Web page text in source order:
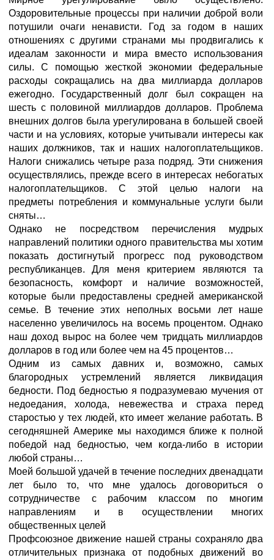
Оздоровительные процессы при наличии доброй воли
потушили очаги ненависти. Год за годом в наших
отношениях с другими странами мы продвигались к
идеалам законности и мира вместо использования
силы. С помощью жесткой экономии федеральные
расходы сокращались на два миллиарда долларов
ежегодно. Государственный долг был сокращен на
шесть с половиной миллиардов долларов. Проблема
внешних долгов была урегулирована в большей своей
части и на условиях, которые учитывали интересы как
наших должников, так и наших налогоплательщиков.
Налоги снижались четыре раза подряд. Эти снижения
осуществлялись, прежде всего в интересах небогатых
налогоплательщиков. С этой целью налоги на
предметы потребления и коммунальные услуги были
сняты…
Однако не посредством перечисления мудрых
направлений политики одного правительства мы хотим
показать достигнутый прогресс под руководством
республиканцев. Для меня критерием являются та
безопасность, комфорт и наличие возможностей,
которые были предоставлены средней американской
семье. В течение этих неполных восьми лет наше
населенно увеличилось на восемь процентом. Однако
наш доход вырос на более чем тридцать миллиардов
долларов в год или более чем на 45 процентов…
Одним из самых давних и, возможно, самых
благородных устремлений является ликвидация
бедности. Под бедностью я подразумеваю мучения от
недоедания, холода, невежества и страха перед
старостью у тех людей, кто имеет желание работать. В
сегодняшней Америке мы находимся ближе к полной
победой над бедностью, чем когда-либо в истории
любой страны…
Моей большой удачей в течение последних двенадцати
лет было то, что мне удалось договориться о
сотрудничестве с рабочим классом по многим
направлениям и в осуществлении многих
общественных целей
Профсоюзное движение нашей страны сохраняло два
отличительных признака от подобных движений во